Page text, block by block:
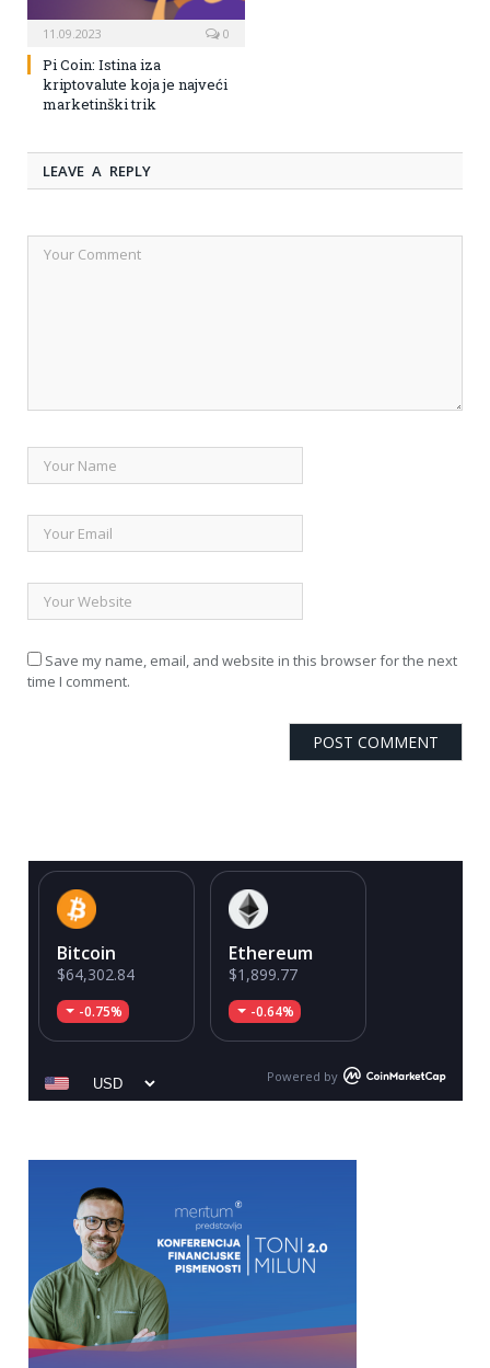
11.09.2023 0
Pi Coin: Istina iza
kriptovalute koja je najveći
marketinški trik
LEAVE A REPLY
Save my name, email, and website in this browser for the next
time I comment.
Bitcoin
$64,302.84
-0.75%
Ethereum
$1,899.77
-0.64%
Powered by